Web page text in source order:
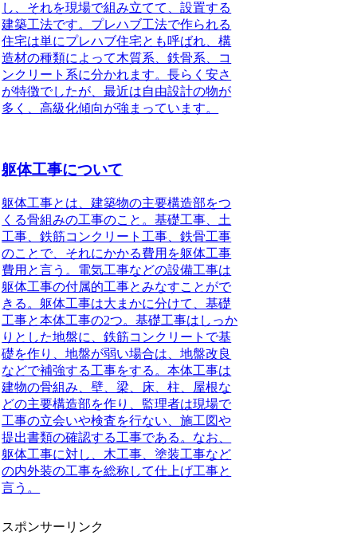
し、それを現場で組み立てて、設置する
建築工法です。プレハブ工法で作られる
住宅は単にプレハブ住宅とも呼ばれ、構
造材の種類によって木質系、鉄骨系、コ
ンクリート系に分かれます。長らく安さ
が特徴でしたが、最近は自由設計の物が
多く、高級化傾向が強まっています。
躯体工事について
躯体工事とは、建築物の主要構造部をつ
くる骨組みの工事のこと。基礎工事、土
工事、鉄筋コンクリート工事、鉄骨工事
のことで、それにかかる費用を躯体工事
費用と言う。電気工事などの設備工事は
躯体工事の付属的工事とみなすことがで
きる。躯体工事は大まかに分けて、基礎
工事と本体工事の2つ。基礎工事はしっか
りとした地盤に、鉄筋コンクリートで基
礎を作り、地盤が弱い場合は、地盤改良
などで補強する工事をする。本体工事は
建物の骨組み、壁、梁、床、柱、屋根な
どの主要構造部を作り、監理者は現場で
工事の立会いや検査を行ない、施工図や
提出書類の確認する工事である。なお、
躯体工事に対し、木工事、塗装工事など
の内外装の工事を総称して仕上げ工事と
言う。
スポンサーリンク